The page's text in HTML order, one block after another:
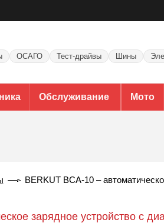
ОСАГО Тест-драйвы Шины
Обслуживание Мото
BERKUT BCA-10 –
зарядное устройство с